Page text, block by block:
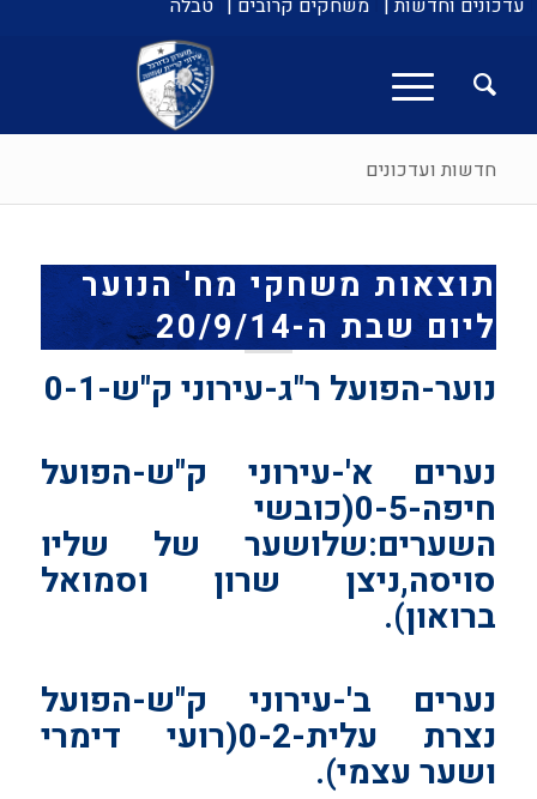
עדכונים וחדשות | משחקים קרובים | טבלה
חדשות ועדכונים
תוצאות משחקי מח' הנוער
ליום שבת ה-20/9/14
נוער-הפועל ר"ג-עירוני ק"ש-0-1
נערים א'-עירוני ק"ש-הפועל
חיפה-0-5(כובשי
השערים:שלושער של שליו
סויסה,ניצן שרון וסמואל
ברואון).
נערים ב'-עירוני ק"ש-הפועל
נצרת עלית-0-2(רועי דימרי
ושער עצמי).